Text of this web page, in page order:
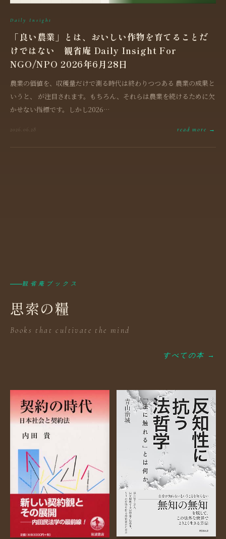
Daily Insight
「良い農業」とは、おいしい作物を育てることだ
けではない 観省庵 Daily Insight For
NGO/NPO 2026年6月28日
農業の価値を、収穫量だけで測る時代は終わりつつある 農業の成果と
いうと、 が注目されます。もちろん、それらは農業を続けるために欠
かせない指標です。しかし2026…
2026.06.28 read more →
観省庵ブックス
思索の糧
Books that cultivate the mind
すべての本 →